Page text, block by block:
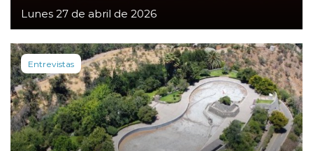
Lunes 27 de abril de 2026
Entrevistas